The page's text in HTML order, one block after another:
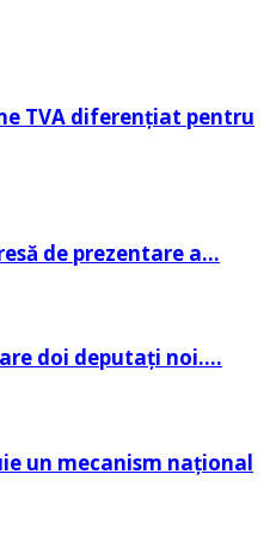
TVA diferențiat pentru
de prezentare a…
doi deputați noi….
un mecanism național